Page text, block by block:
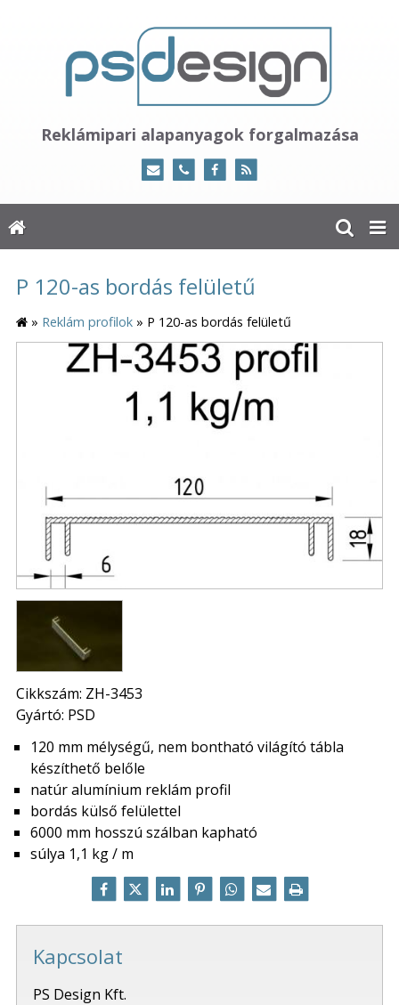
Reklámipari alapanyagok forgalmazása
P 120-as bordás felületű
» Reklám profilok » P 120-as bordás felületű
Cikkszám: ZH-3453
Gyártó: PSD
120 mm mélységű, nem bontható világító tábla
készíthető belőle
natúr alumínium reklám profil
bordás külső felülettel
6000 mm hosszú szálban kapható
súlya 1,1 kg / m
Kapcsolat
PS Design Kft.